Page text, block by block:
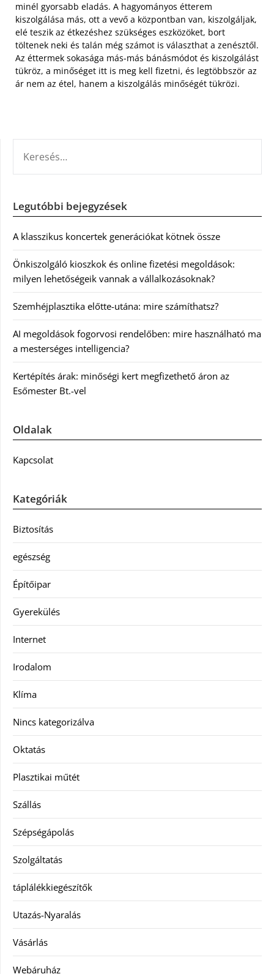
minél gyorsabb eladás. A hagyományos étterem
kiszolgálása más, ott a vevő a központban van, kiszolgáljak,
elé teszik az étkezéshez szükséges eszközöket, bort
töltenek neki és talán még számot is választhat a zenésztől.
Az éttermek sokasága más-más bánásmódot és kiszolgálást
tükröz, a minőséget itt is meg kell fizetni, és legtöbbször az
ár nem az étel, hanem a kiszolgálás minőségét tükrözi.
Legutóbbi bejegyzések
A klasszikus koncertek generációkat kötnek össze
Önkiszolgáló kioszkok és online fizetési megoldások:
milyen lehetőségeik vannak a vállalkozásoknak?
Szemhéjplasztika előtte-utána: mire számíthatsz?
AI megoldások fogorvosi rendelőben: mire használható ma
a mesterséges intelligencia?
Kertépítés árak: minőségi kert megfizethető áron az
Esőmester Bt.-vel
Oldalak
Kapcsolat
Kategóriák
Biztosítás
egészség
Építőipar
Gyerekülés
Internet
Irodalom
Klíma
Nincs kategorizálva
Oktatás
Plasztikai műtét
Szállás
Szépségápolás
Szolgáltatás
táplálékkiegészítők
Utazás-Nyaralás
Vásárlás
Webáruház